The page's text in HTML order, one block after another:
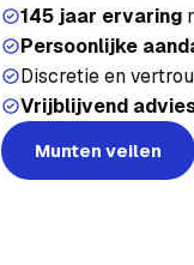
145 jaar ervaring
Persoonlijke
Discretie en
Vrijblijvend
Munten veilen